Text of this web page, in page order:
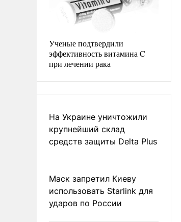
Ученые подтвердили
эффективность витамина C
при лечении рака
На Украине уничтожили
крупнейший склад
средств защиты Delta Plus
Маск запретил Киеву
использовать Starlink для
ударов по России